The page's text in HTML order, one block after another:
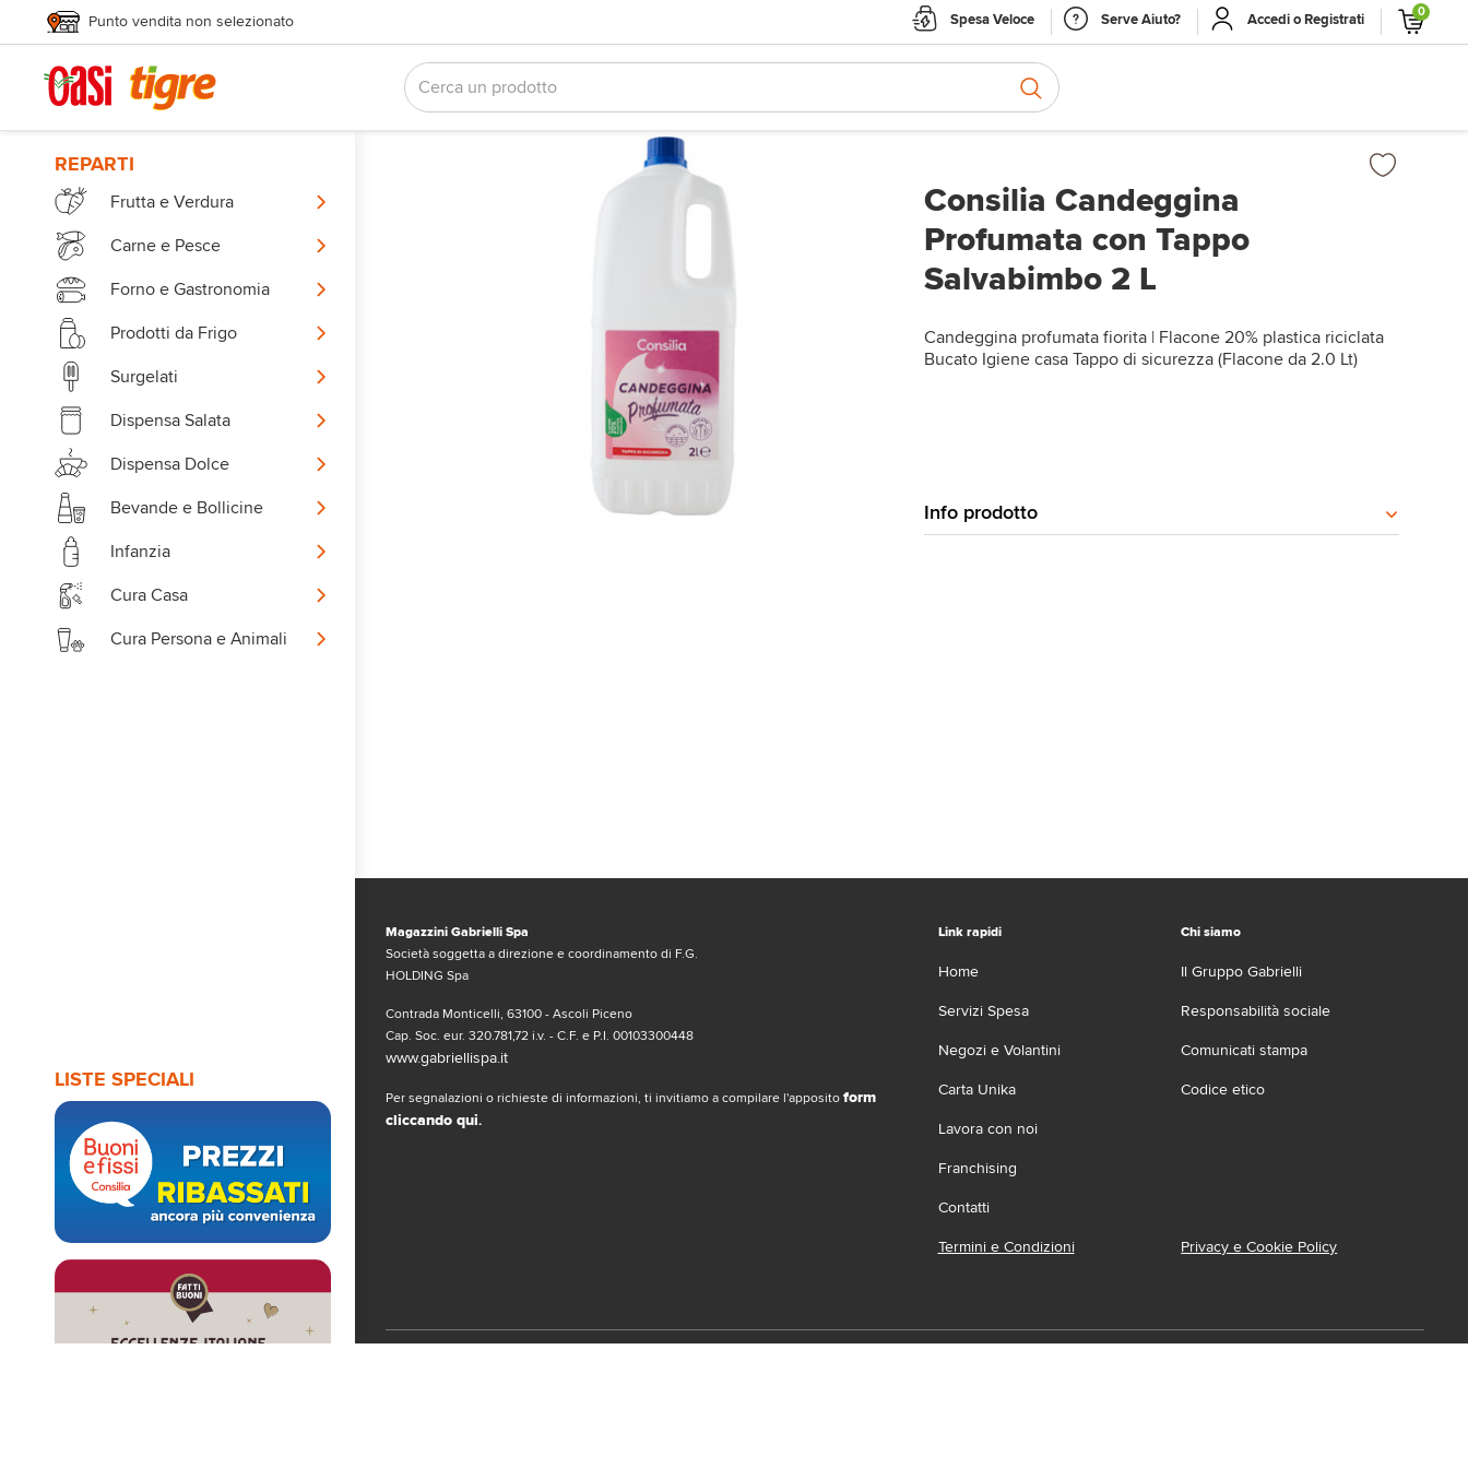
Punto vendita non selezionato Spesa Veloce Serve Aiuto? Accedi o Registrati 0
REPARTI
Frutta e Verdura
Carne e Pesce
Forno e Gastronomia
Prodotti da Frigo
Surgelati
Dispensa Salata
Dispensa Dolce
Bevande e Bollicine
Infanzia
Cura Casa
Cura Persona e Animali
LISTE SPECIALI
Consilia Candeggina
Profumata con Tappo
Salvabimbo 2 L
Candeggina profumata fiorita | Flacone 20% plastica riciclata
Bucato Igiene casa Tappo di sicurezza (Flacone da 2.0 Lt)
Info prodotto
Magazzini Gabrielli Spa
Società soggetta a direzione e coordinamento di F.G.
HOLDING Spa
Contrada Monticelli, 63100 - Ascoli Piceno
Cap. Soc. eur. 320.781,72 i.v. - C.F. e P.I. 00103300448
www.gabriellispa.it
Per segnalazioni o richieste di informazioni, ti invitiamo a compilare l'apposito form
cliccando qui.
Link rapidi
Home
Servizi Spesa
Negozi e Volantini
Carta Unika
Lavora con noi
Franchising
Contatti
Chi siamo
Il Gruppo Gabrielli
Responsabilità sociale
Comunicati stampa
Codice etico
Termini e Condizioni Privacy e Cookie Policy